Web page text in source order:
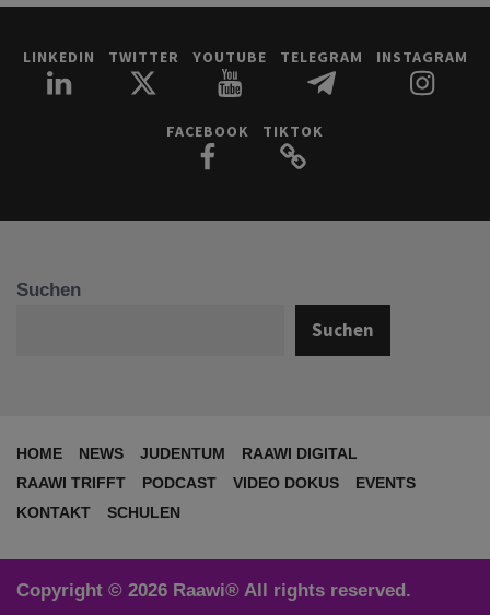
LINKEDIN TWITTER YOUTUBE TELEGRAM INSTAGRAM
FACEBOOK TIKTOK
Suchen
Suchen
HOME NEWS JUDENTUM
RAAWI DIGITAL
RAAWI TRIFFT
PODCAST VIDEO DOKUS
EVENTS
KONTAKT
SCHULEN
Copyright © 2026 Raawi® All rights reserved.